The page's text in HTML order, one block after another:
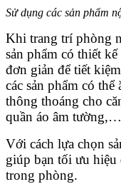
Sử dụng các sản phẩm
Khi trang trí phòng
sản phẩm có thiết
đơn giản để tiết
các sản phẩm có
thông thoáng cho
quần áo âm tường,…
Với cách lựa chọn
giúp bạn tối ưu hiệu
trong phòng.